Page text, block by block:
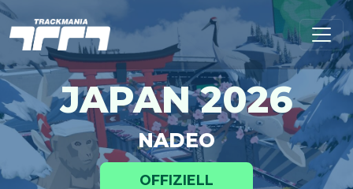
JAPAN 2026
NADEO
OFFIZIELL